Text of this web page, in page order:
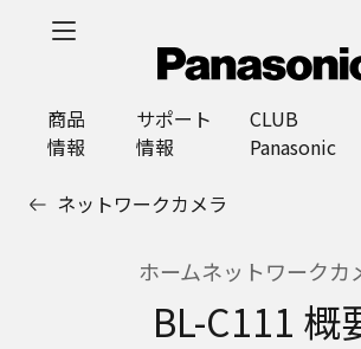
商品
情報
サポート
情報
CLUB
Panasonic
ネットワークカメラ
ホームネットワークカ
BL-C111 概